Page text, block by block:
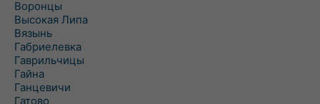
Воронцы
Высокая Липа
Вязынь
Габриелевка
Гаврильчицы
Гайна
Ганцевичи
Гатово